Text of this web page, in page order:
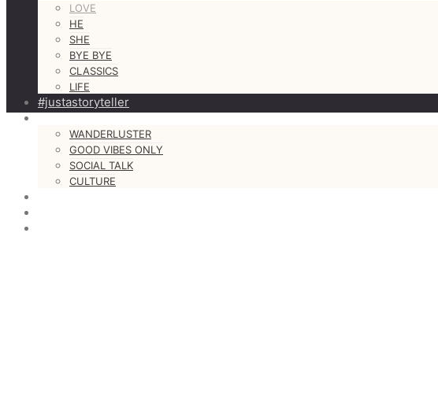
LOVE
HE
SHE
BYE BYE
CLASSICS
LIFE
#justastoryteller
MORE
WANDERLUSTER
GOOD VIBES ONLY
SOCIAL TALK
CULTURE